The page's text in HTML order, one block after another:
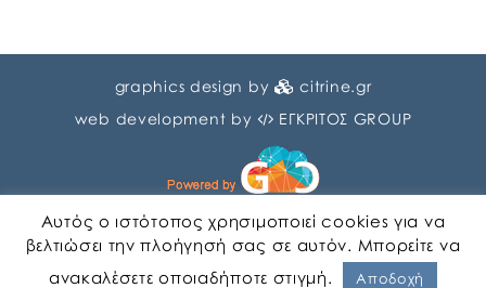
graphics design by
citrine.gr
web development by
ΕΓΚΡΙΤΟΣ GROUP
Αυτός ο ιστότοπος χρησιμοποιεί cookies για να
βελτιώσει την πλοήγησή σας σε αυτόν. Μπορείτε να
ανακαλέσετε οποιαδήποτε στιγμή.
Αποδοχή
Αγγλικα Ελληνικα